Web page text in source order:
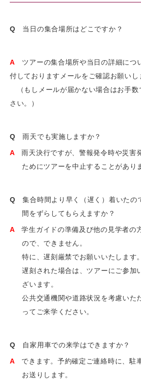
Q 当日の集合場所はどこですか？
A ツアーの集合場所や当日の詳細につ
付しておりますメールをご確認お願いし
（もしメールが届かない場合はお手数
さい。）
Q雨天でも実施しますか？
A雨天決行ですが、警報発令時や災害
ためにツアーを中止することがあり
Q集合時間より早く（遅く）着いたの
間をずらしてもらえますか？
A学生ガイドの準備及び他の見学者の
ので、できません。
特に、遅刻厳禁でお願いいたします。
遅刻された場合は、ツアーにご参加
ざいます。
公共交通機関や道路状況を考慮いた
ってご来学ください。
Q 自家用車での来学はできますか？
A できます。予約確定ご連絡時に、駐
お送りします。